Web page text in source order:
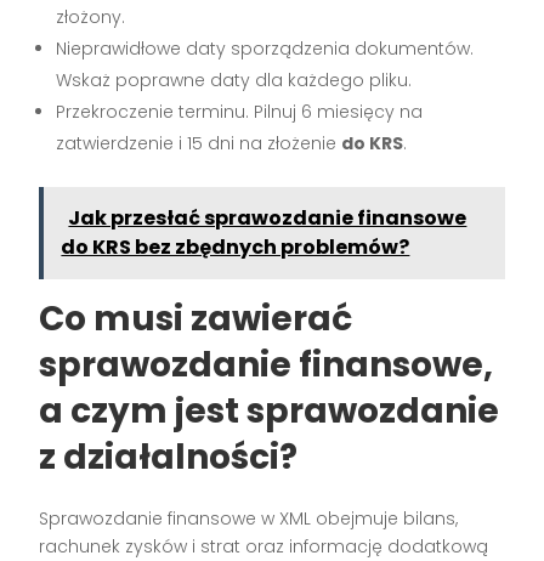
złożony.
Nieprawidłowe daty sporządzenia dokumentów.
Wskaż poprawne daty dla każdego pliku.
Przekroczenie terminu. Pilnuj 6 miesięcy na
zatwierdzenie i 15 dni na złożenie do KRS.
Jak przesłać sprawozdanie finansowe
do KRS bez zbędnych problemów?
Co musi zawierać
sprawozdanie finansowe,
a czym jest sprawozdanie
z działalności?
Sprawozdanie finansowe w XML obejmuje bilans,
rachunek zysków i strat oraz informację dodatkową